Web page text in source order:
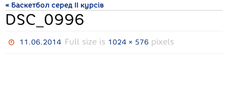
« Баскетбол серед ІІ курсів
DSC_0996
11.06.2014 Full size is 1024 × 576 pixels